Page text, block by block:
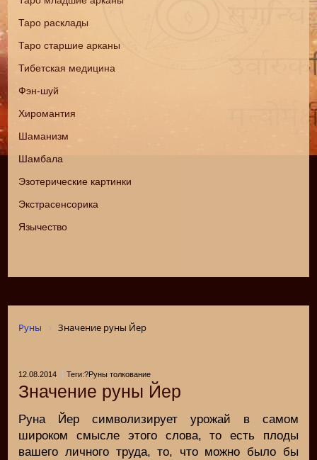
Таро расклады
Таро старшие арканы
Тибетская медицина
Фэн-шуй
Хиромантия
Шаманизм
Шамбала
Эзотерические картинки
Экстрасенсорика
Язычество
Руны Значение руны Йер
12.08.2014 Теги:?Руны толкование
Значение руны Йер
Руна Йер символизирует урожай в самом
широком смысле этого слова, то есть плоды
вашего личного труда, то, что можно было бы